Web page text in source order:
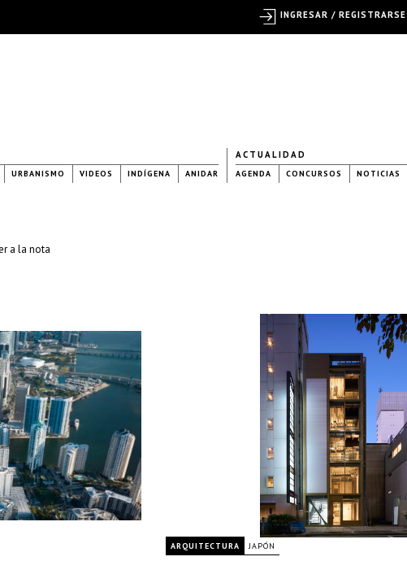
URBANISMO VIDEOS INDÍGENA ANIDAR
ACTUALIDAD
AGENDA CONCURSOS NOTICIAS
a la nota
ARQUITECTURA JAPÓN
INGRESAR / REGISTRARSE